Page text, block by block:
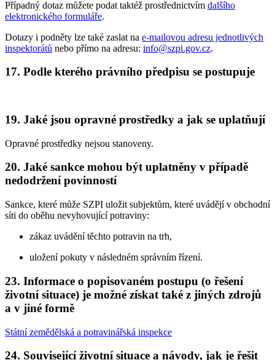
Případný dotaz můžete podat taktéž prostřednictvím dalšího
elektronického formuláře.
Dotazy i podněty lze také zaslat na e-mailovou adresu jednotlivých
inspektorátů nebo přímo na adresu: info@szpi.gov.cz.
17. Podle kterého právního předpisu se postupuje
19. Jaké jsou opravné prostředky a jak se uplatňují
Opravné prostředky nejsou stanoveny.
20. Jaké sankce mohou být uplatněny v případě
nedodržení povinností
Sankce, které může SZPI uložit subjektům, které uvádějí v obchodní
síti do oběhu nevyhovující potraviny:
zákaz uvádění těchto potravin na trh,
uložení pokuty v následném správním řízení.
23. Informace o popisovaném postupu (o řešení
životní situace) je možné získat také z jiných zdrojů
a v jiné formě
Státní zemědělská a potravinářská inspekce
24. Související životní situace a návody, jak je řešit